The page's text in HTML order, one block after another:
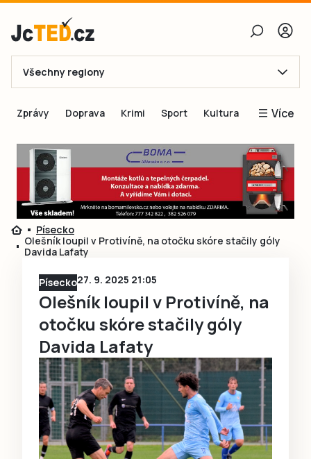
E-mail
Obnovit heslo
Přihlásit se
Ještě nemám účet, chci se
Všechny regiony
Zprávy Doprava Krimi Sport Kultura Více
Blogy
Inspirace
Čtenáři píší
Speciální přílohy
Písecko
Olešník loupil v Protivíně, na otočku skóre stačily góly
Davida Lafaty
Písecko27. 9. 2025 21:05
Olešník loupil v Protivíně, na
otočku skóre stačily góly
Davida Lafaty